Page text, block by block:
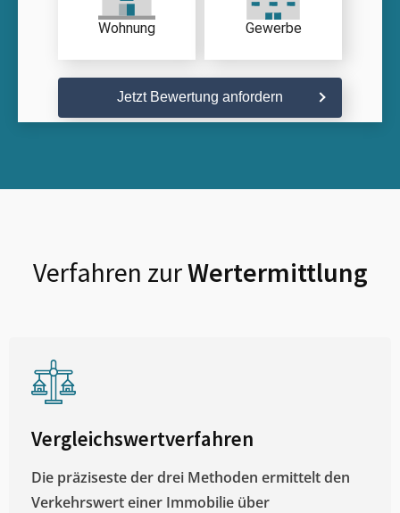
Wohnung Gewerbe
Jetzt Bewertung anfordern
Verfahren zurWertermittlung
Vergleichswertverfahren
Die präziseste der drei Methoden ermittelt den
Verkehrswert einer Immobilie über